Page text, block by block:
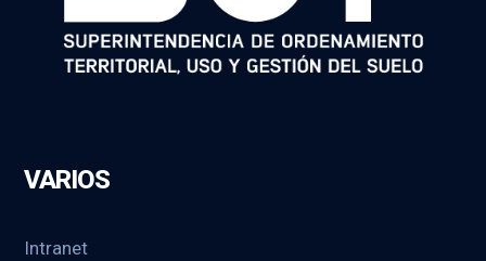
VARIOS
Intranet